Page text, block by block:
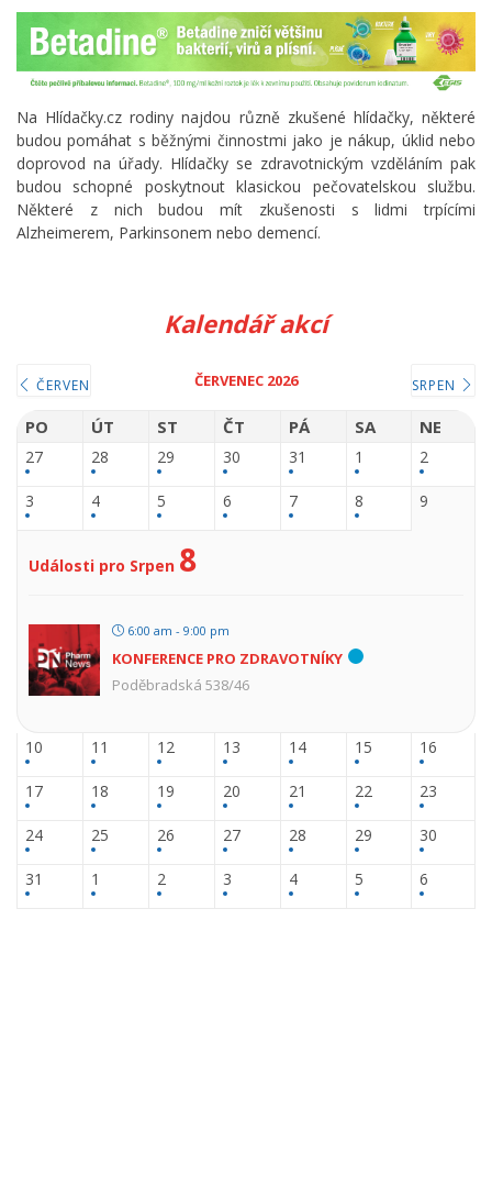
Na Hlídačky.cz rodiny najdou různě zkušené hlídačky, některé
budou pomáhat s běžnými činnostmi jako je nákup, úklid nebo
doprovod na úřady. Hlídačky se zdravotnickým vzděláním pak
budou schopné poskytnout klasickou pečovatelskou službu.
Některé z nich budou mít zkušenosti s lidmi trpícími
Alzheimerem, Parkinsonem nebo demencí.
Kalendář akcí
ČERVEN ČERVENEC 2026 SRPEN
PO ÚT ST ČT PÁ SA NE
27 28 29 30 31 1 2
3 4 5 6 7 8 9
Události pro Srpen 8
6:00 am - 9:00 pm
KONFERENCE PRO ZDRAVOTNÍKY
Poděbradská 538/46
10 11 12 13 14 15 16
17 18 19 20 21 22 23
24 25 26 27 28 29 30
31 1 2 3 4 5 6